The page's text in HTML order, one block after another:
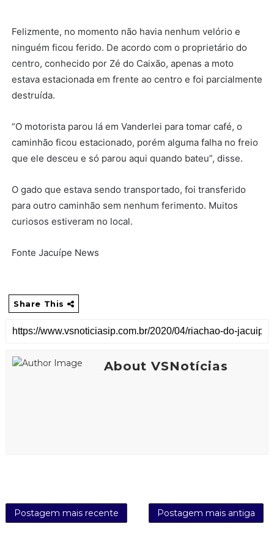
Felizmente, no momento não havia nenhum velório e
ninguém ficou ferido. De acordo com o proprietário do
centro, conhecido por Zé do Caixão, apenas a moto
estava estacionada em frente ao centro e foi parcialmente
destruída.
“O motorista parou lá em Vanderlei para tomar café, o
caminhão ficou estacionado, porém alguma falha no freio
que ele desceu e só parou aqui quando bateu”, disse.
O gado que estava sendo transportado, foi transferido
para outro caminhão sem nenhum ferimento. Muitos
curiosos estiveram no local.
Fonte Jacuípe News
Share This
About VSNotícias
Postagem mais recente Postagem mais antiga